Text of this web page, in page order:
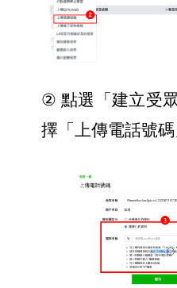
② 點選「建立受
擇「上傳電話號碼